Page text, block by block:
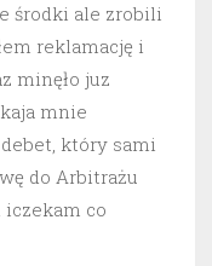
środki ale zrobili
reklamację i
minęło juz
mnie
który sami
do Arbitrażu
iczekam co